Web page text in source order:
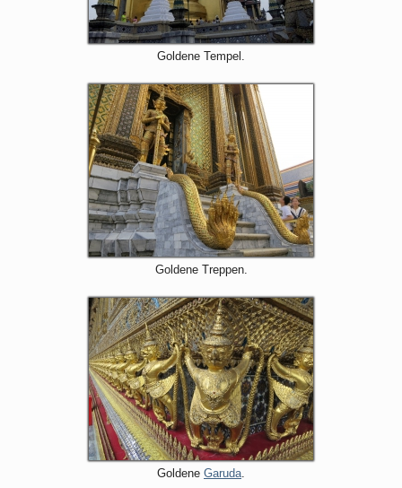
Goldene Tempel.
Goldene Treppen.
Goldene Garuda